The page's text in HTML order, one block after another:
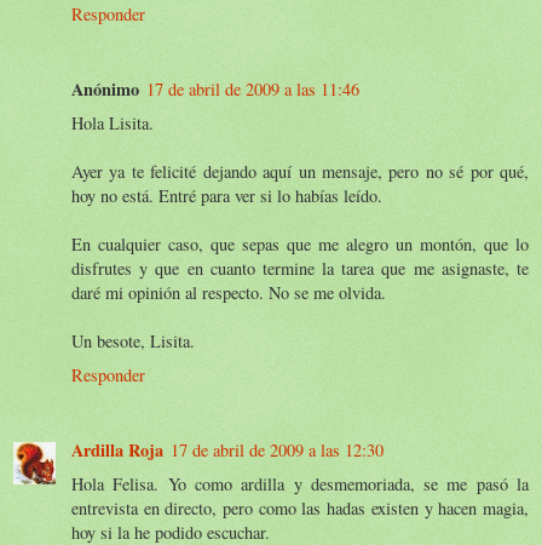
Responder
Anónimo 17 de abril de 2009 a las 11:46
Hola Lisita.
Ayer ya te felicité dejando aquí un mensaje, pero no sé por qué,
hoy no está. Entré para ver si lo habías leído.
En cualquier caso, que sepas que me alegro un montón, que lo
disfrutes y que en cuanto termine la tarea que me asignaste, te
daré mi opinión al respecto. No se me olvida.
Un besote, Lisita.
Responder
Ardilla Roja 17 de abril de 2009 a las 12:30
Hola Felisa. Yo como ardilla y desmemoriada, se me pasó la
entrevista en directo, pero como las hadas existen y hacen magia,
hoy si la he podido escuchar.